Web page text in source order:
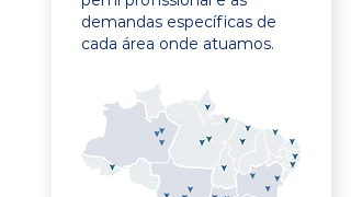
demandas específicas de
cada área onde atuamos.